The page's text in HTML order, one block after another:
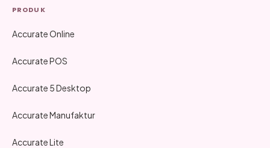
PRODUK
Accurate Online
Accurate POS
Accurate 5 Desktop
Accurate Manufaktur
Accurate Lite